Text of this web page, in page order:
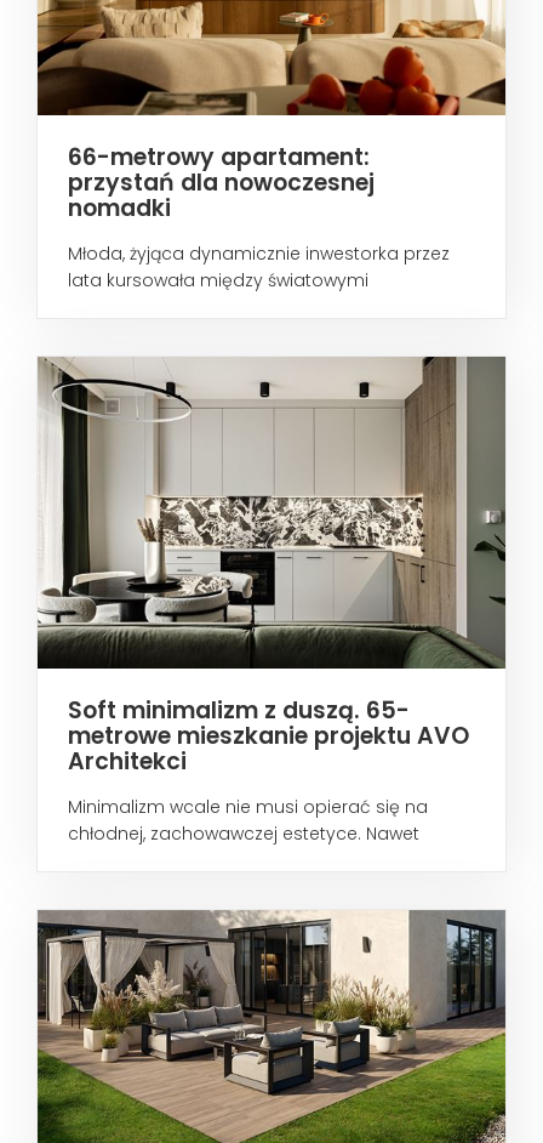
66-metrowy apartament:
przystań dla nowoczesnej
nomadki
Młoda, żyjąca dynamicznie inwestorka przez
lata kursowała między światowymi
Soft minimalizm z duszą. 65-
metrowe mieszkanie projektu AVO
Architekci
Minimalizm wcale nie musi opierać się na
chłodnej, zachowawczej estetyce. Nawet